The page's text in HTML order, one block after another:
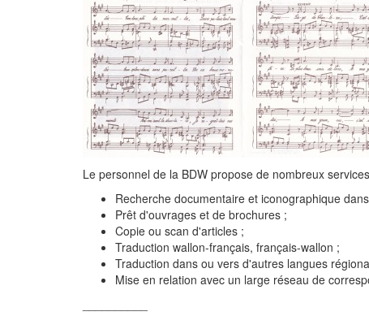
Le personnel de la BDW propose de nombreux services
Recherche documentaire et iconographique
Prêt d'ouvrages et de brochures ;
Copie ou scan d'articles ;
Traduction wallon-français, français-wallon ;
Traduction dans ou vers d'autres langues
Mise en relation avec un large réseau de